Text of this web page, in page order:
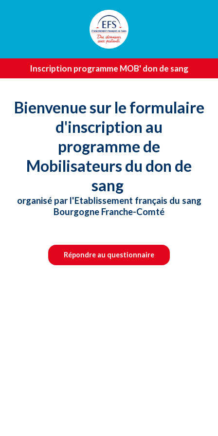
Inscription programme MOB' don de sang
Bienvenue sur le formulaire
d'inscription au
programme de
Mobilisateurs du don de
sang
organisé par l'Etablissement français du sang
Bourgogne Franche-Comté
Répondre au questionnaire